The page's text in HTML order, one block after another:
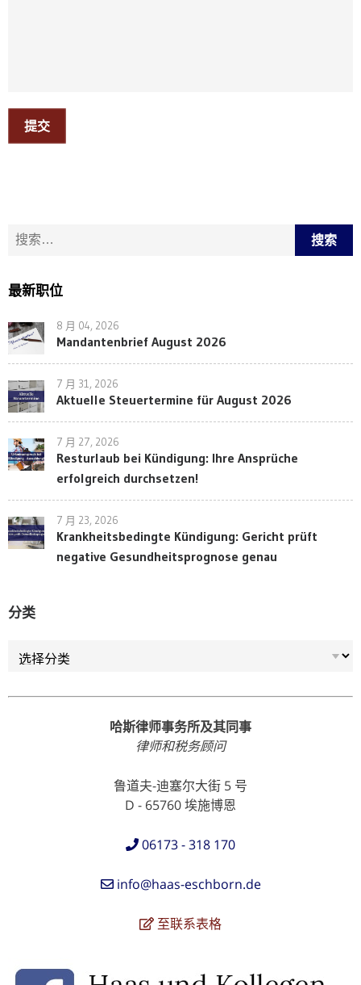
提交
搜索：
最新职位
8 月 04, 2026
Mandantenbrief August 2026
7 月 31, 2026
Aktuelle Steuertermine für August 2026
7 月 27, 2026
Resturlaub bei Kündigung: Ihre Ansprüche
erfolgreich durchsetzen!
7 月 23, 2026
Krankheitsbedingte Kündigung: Gericht prüft
negative Gesundheitsprognose genau
分类
哈斯律师事务所及其同事
律师和税务顾问
鲁道夫-迪塞尔大街 5 号
D - 65760 埃施博恩
06173 - 318 170
info@haas-eschborn.de
至联系表格